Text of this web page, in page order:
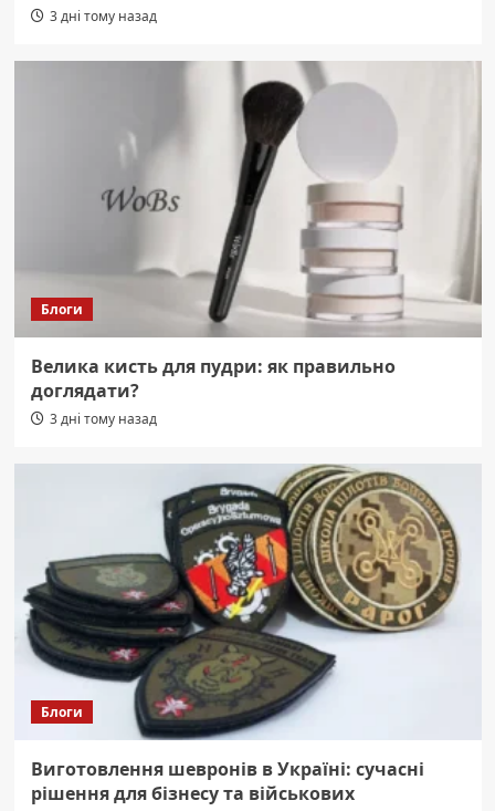
3 дні тому назад
Блоги
Велика кисть для пудри: як правильно
доглядати?
3 дні тому назад
Блоги
Виготовлення шевронів в Україні: сучасні
рішення для бізнесу та військових